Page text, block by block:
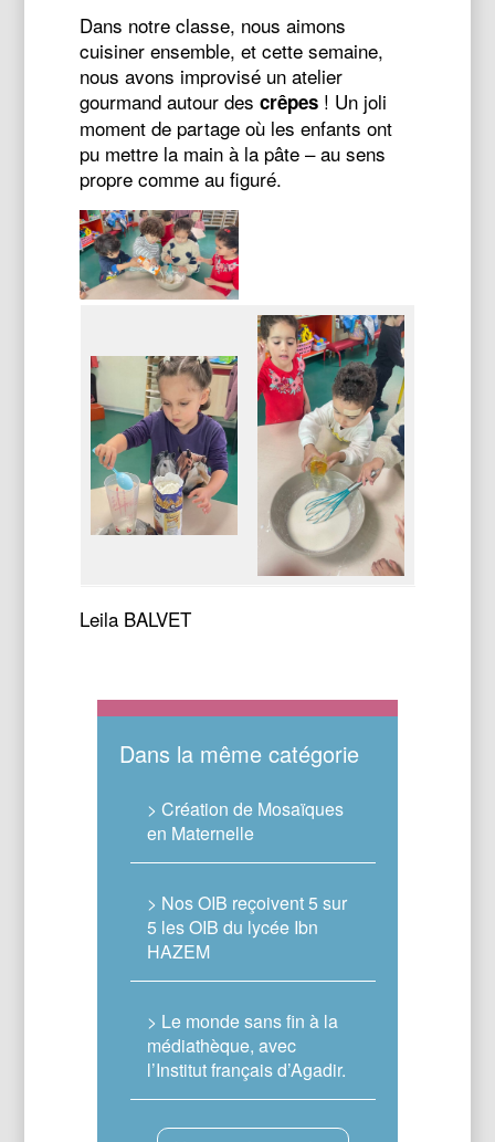
Dans notre classe, nous aimons
cuisiner ensemble, et cette semaine,
nous avons improvisé un atelier
gourmand autour descrêpes ! Un joli
moment de partage où les enfants ont
pu mettre la main à la pâte – au sens
propre comme au figuré.
Leila BALVET
Dans la même catégorie
> Création de Mosaïques
en Maternelle
> Nos OIB reçoivent 5 sur
5 les OIB du lycée Ibn
HAZEM
> Le monde sans fin à la
médiathèque, avec
l’Institut français d’Agadir.